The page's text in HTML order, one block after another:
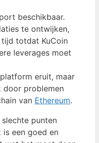
beschikbaar.
te ontwijken,
totdat KuCoin
leverages moet
eruit, maar
door problemen
van Ethereum.
punten
is een goed en